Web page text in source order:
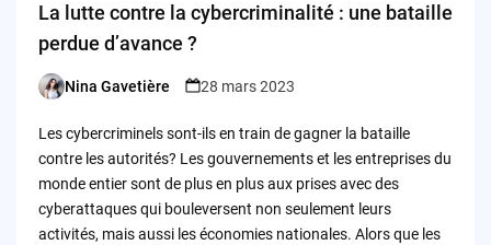
La lutte contre la cybercriminalité : une bataille
perdue d’avance ?
Posted
Nina Gavetière 28 mars 2023
Les cybercriminels sont-ils en train de gagner la bataille
contre les autorités? Les gouvernements et les entreprises du
monde entier sont de plus en plus aux prises avec des
cyberattaques qui bouleversent non seulement leurs
activités, mais aussi les économies nationales. Alors que les